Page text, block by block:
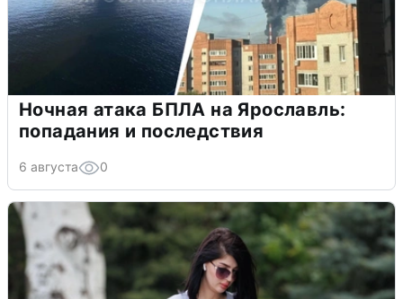
Ночная атака БПЛА на Ярославль:
попадания и последствия
6 августа 0